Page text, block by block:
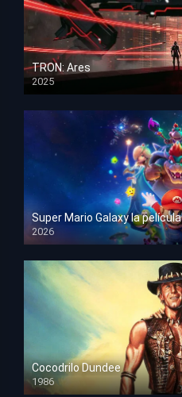
TRON: Ares
2025
HD 1080p
Super Mario Galaxy la película
2026
HD 1080p
Cocodrilo Dundee
1986
HD 1080p